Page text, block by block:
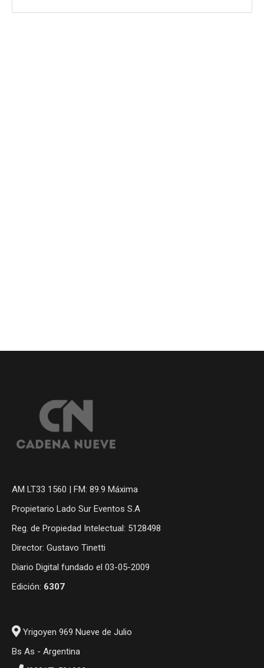
AM LT33 1560 | FM: 89.9 Máxima
Propietario Lado Sur Eventos S.A
Reg. de Propiedad Intelectual: 5128498
Director: Gustavo Tinetti
Diario Digital fundado el 03-05-2009
Edición: 6307
Yrigoyen 969 Nueve de Julio
Bs As - Argentina